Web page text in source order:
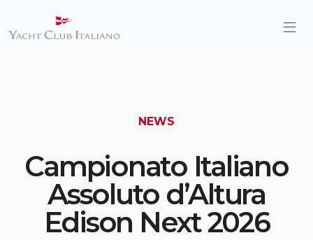
NEWS
Campionato Italiano
Assoluto d’Altura
Edison Next 2026